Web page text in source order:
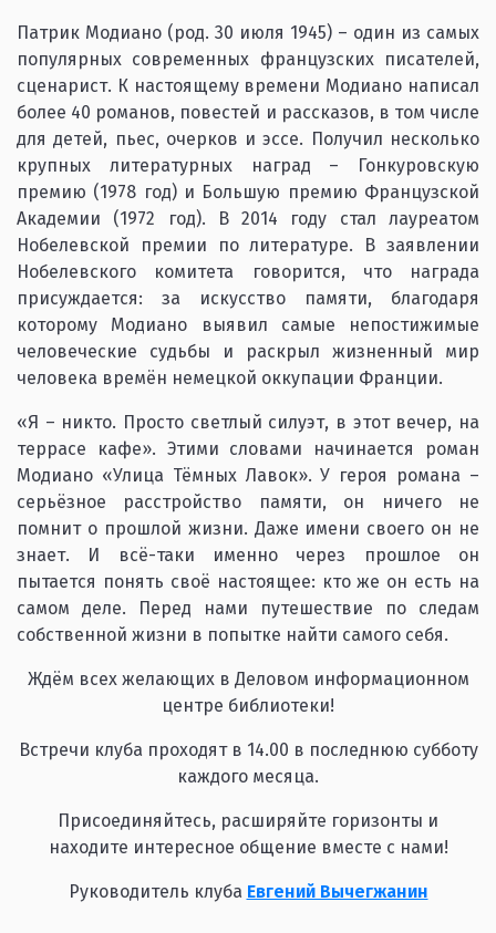
Патрик Модиано (род. 30 июля 1945) – один из самых
популярных современных французских писателей,
сценарист. К настоящему времени Модиано написал
более 40 романов, повестей и рассказов, в том числе
для детей, пьес, очерков и эссе. Получил несколько
крупных литературных наград – Гонкуровскую
премию (1978 год) и Большую премию Французской
Академии (1972 год). В 2014 году стал лауреатом
Нобелевской премии по литературе. В заявлении
Нобелевского комитета говорится, что награда
присуждается: за искусство памяти, благодаря
которому Модиано выявил самые непостижимые
человеческие судьбы и раскрыл жизненный мир
человека времён немецкой оккупации Франции.
«Я – никто. Просто светлый силуэт, в этот вечер, на
террасе кафе». Этими словами начинается роман
Модиано «Улица Тёмных Лавок». У героя романа –
серьёзное расстройство памяти, он ничего не
помнит о прошлой жизни. Даже имени своего он не
знает. И всё-таки именно через прошлое он
пытается понять своё настоящее: кто же он есть на
самом деле. Перед нами путешествие по следам
собственной жизни в попытке найти самого себя.
Ждём всех желающих в Деловом информационном
центре библиотеки!
Встречи клуба проходят в 14.00 в последнюю субботу
каждого месяца.
Присоединяйтесь, расширяйте горизонты и
находите интересное общение вместе с нами!
Руководитель клуба Евгений Вычегжанин